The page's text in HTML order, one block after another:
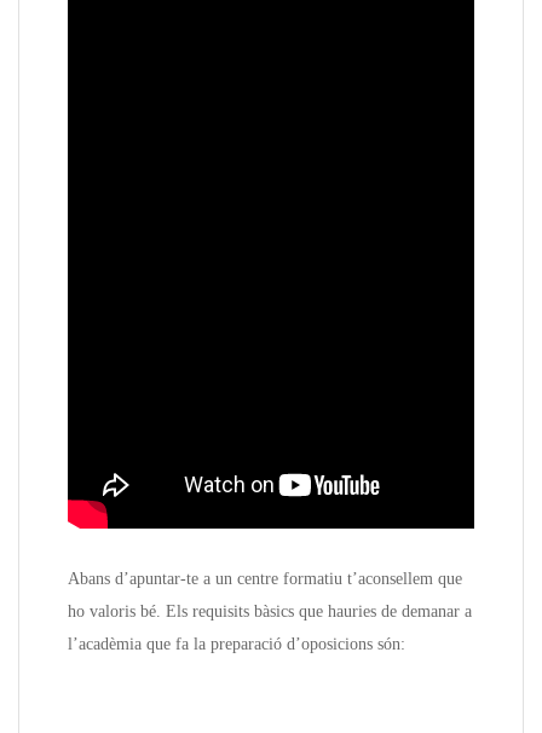
Abans d’apuntar-te a un centre formatiu t’aconsellem que
ho valoris bé. Els requisits bàsics que hauries de demanar a
l’acadèmia que fa la preparació d’oposicions són: